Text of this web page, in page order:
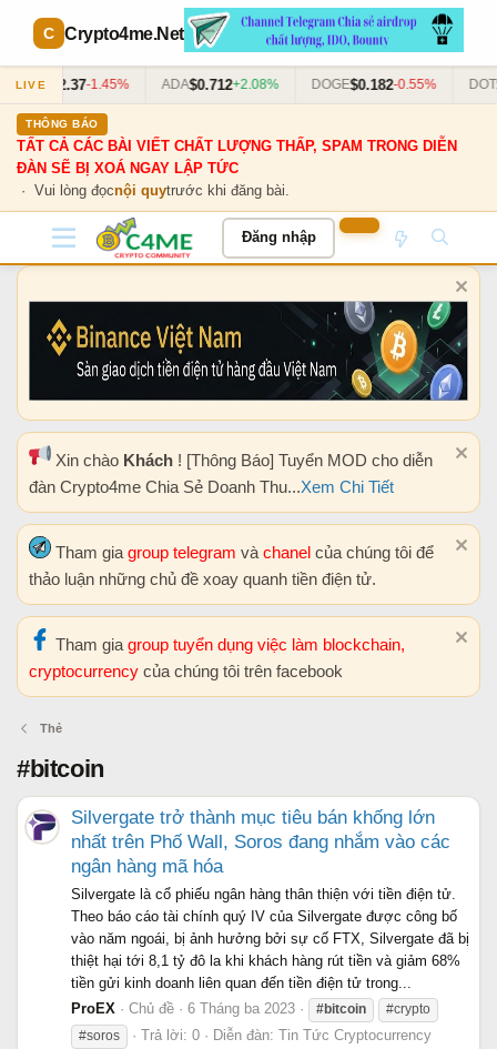
Crypto4me.Net
LIVE
XRP$2.37-1.45% ADA$0.712+2.08% DOGE$0.182-0.55% DOT
THÔNG BÁO
TẤT CẢ CÁC BÀI VIẾT CHẤT LƯỢNG THẤP, SPAM TRONG DIỄN
ĐÀN SẼ BỊ XOÁ NGAY LẬP TỨC
· Vui lòng đọcnội quytrước khi đăng bài.
Đăng nhập
Xin chào Khách ! [Thông Báo] Tuyển MOD cho diễn
đàn Crypto4me Chia Sẻ Doanh Thu...Xem Chi Tiết
Tham gia group telegram và chanel của chúng tôi để
thảo luận những chủ đề xoay quanh tiền điện tử.
Tham gia group tuyển dụng việc làm blockchain,
cryptocurrency của chúng tôi trên facebook
Thẻ
#bitcoin
Silvergate trở thành mục tiêu bán khống lớn
nhất trên Phố Wall, Soros đang nhắm vào các
ngân hàng mã hóa
Silvergate là cổ phiếu ngân hàng thân thiện với tiền điện tử.
Theo báo cáo tài chính quý IV của Silvergate được công bố
vào năm ngoái, bị ảnh hưởng bởi sự cố FTX, Silvergate đã bị
thiệt hại tới 8,1 tỷ đô la khi khách hàng rút tiền và giảm 68%
tiền gửi kinh doanh liên quan đến tiền điện tử trong...
ProEX
Chủ đề 6 Tháng ba 2023 #bitcoin
#crypto
#soros
Trả lời: 0 Diễn đàn: Tin Tức Cryptocurrency